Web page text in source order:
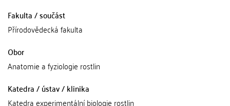
Fakulta / součást
Přírodovědecká fakulta
Obor
Anatomie a fyziologie rostlin
Katedra / ústav / klinika
Katedra experimentální biologie rostlin